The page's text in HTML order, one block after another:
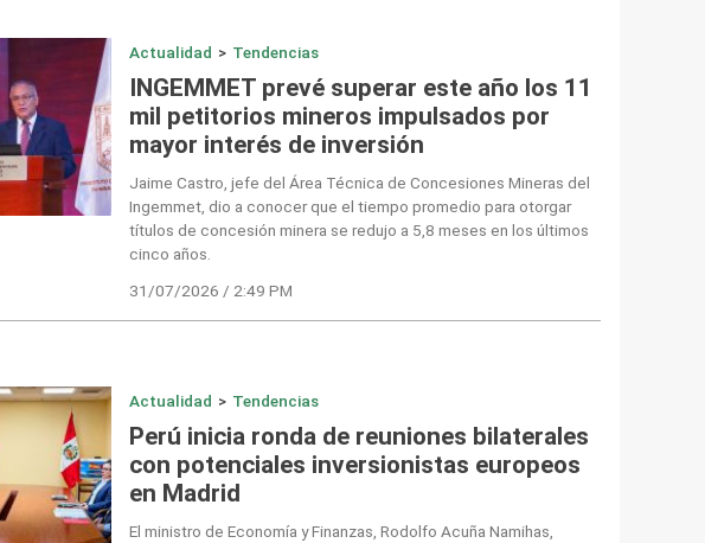
Actualidad > Tendencias
INGEMMET prevé superar este año los 11
mil petitorios mineros impulsados por
mayor interés de inversión
Jaime Castro, jefe del Área Técnica de Concesiones Mineras del
Ingemmet, dio a conocer que el tiempo promedio para otorgar
títulos de concesión minera se redujo a 5,8 meses en los últimos
cinco años.
31/07/2026 / 2:49 PM
Actualidad > Tendencias
Perú inicia ronda de reuniones bilaterales
con potenciales inversionistas europeos
en Madrid
El ministro de Economía y Finanzas, Rodolfo Acuña Namihas,